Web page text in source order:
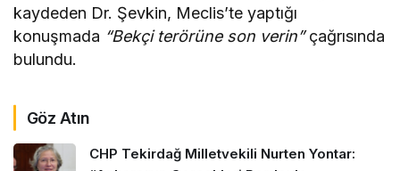
kaydeden Dr. Şevkin, Meclis’te yaptığı
konuşmada “Bekçi terörüne son verin”çağrısında
bulundu.
Göz Atın
CHP Tekirdağ Milletvekili Nurten Yontar: